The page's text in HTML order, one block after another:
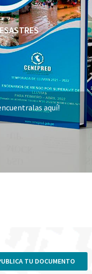
aquí!
TU DOCUMENTO